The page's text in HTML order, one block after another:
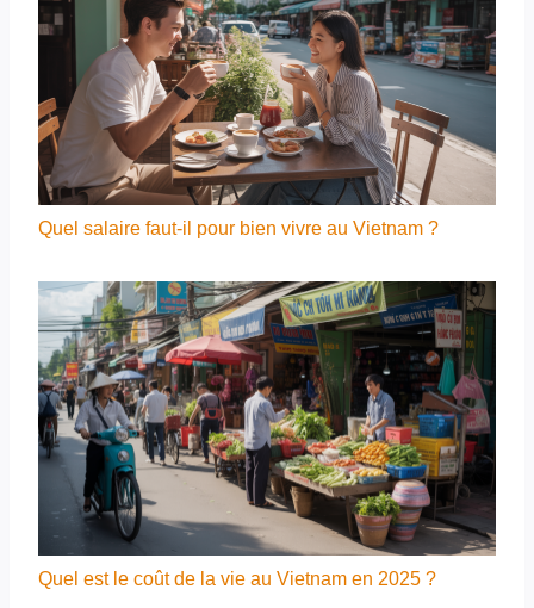
Quel salaire faut-il pour bien vivre au Vietnam ?
Quel est le coût de la vie au Vietnam en 2025 ?